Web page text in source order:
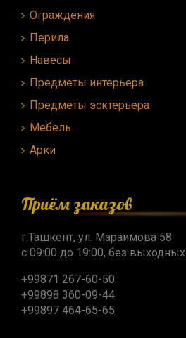
Ограждения
Перила
Навесы
Предметы интерьера
Предметы эсктерьера
Мебель
Арки
Приём заказов
г.Ташкент, ул. Мараимова 58
с 09:00 до 19:00, без выходных
+99871 267-60-50
+99898 360-09-44
+99897 464-65-65